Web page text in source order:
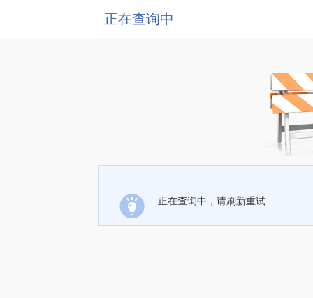
正在查询中
正在查询中，请刷新重试